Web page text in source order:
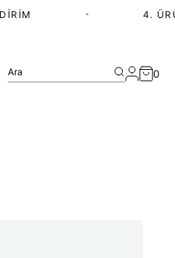
4.
Ara 0